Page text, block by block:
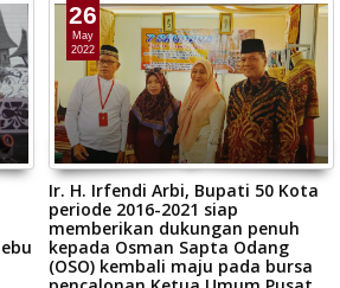
26
May
2022
Ir. H. Irfendi Arbi, Bupati 50 Kota
periode 2016-2021 siap
memberikan dukungan penuh
kepada Osman Sapta Odang
(OSO) kembali maju pada bursa